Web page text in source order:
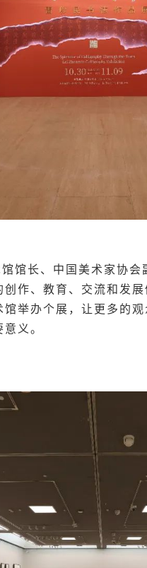
馆长、中国美术家协会
作、教育、交流和发
举办个展，让更多的
义。